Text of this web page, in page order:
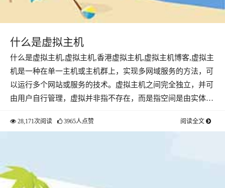
什么是虚拟主机
什么是虚拟主机,虚拟主机,香港虚拟主机,虚拟主机博客,虚拟主
机是一种在单一主机或主机群上，实现多网域服务的方法，可
以运行多个网站或服务的技术。虚拟主机之间完全独立，并可
由用户自行管理，虚拟并非指不存在，而是指空间是由实体…
28,171次阅读 3965人点赞 阅读全文